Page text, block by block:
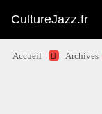
CultureJazz.fr
Accueil Archives